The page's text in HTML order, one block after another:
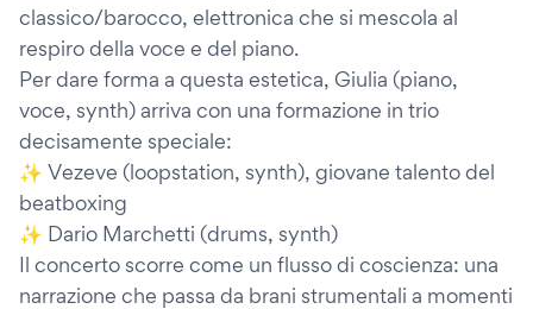
classico/barocco, elettronica che si mescola al
respiro della voce e del piano.
Per dare forma a questa estetica, Giulia (piano,
voce, synth) arriva con una formazione in trio
decisamente speciale:
✨ Vezeve (loopstation, synth), giovane talento del
beatboxing
✨ Dario Marchetti (drums, synth)
Il concerto scorre come un flusso di coscienza: una
narrazione che passa da brani strumentali a momenti